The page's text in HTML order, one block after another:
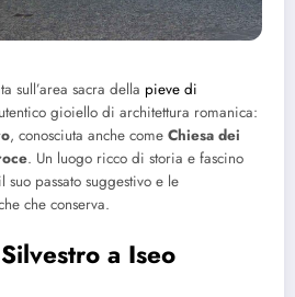
sull’area sacra della pieve di
gioiello di architettura romanica:
, conosciuta anche come Chiesa dei
. Un luogo ricco di storia e fascino
passato suggestivo e le
che conserva.
a Iseo